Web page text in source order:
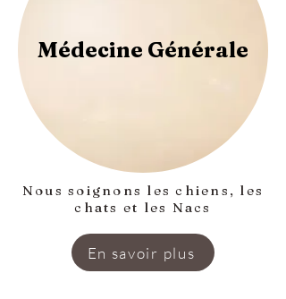
Médecine Générale
Nous soignons les chiens, les
chats et les Nacs
En savoir plus